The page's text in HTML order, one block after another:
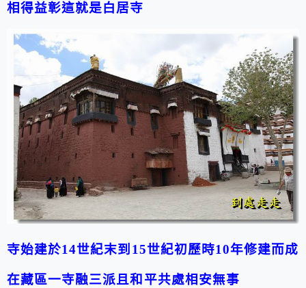
相得益彰這就是白居寺
寺始建於14世紀末到15世紀初歷時10年修建而成
在藏區一寺融三派且和平共處相安無事